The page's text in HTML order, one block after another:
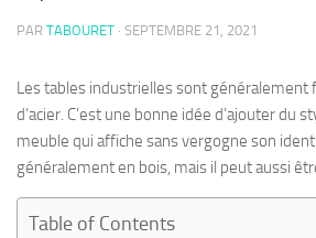
PAR TABOURET · SEPTEMBRE 21, 2021
Les tables industrielles sont généralement
d’acier. C’est une bonne idée d’ajouter du
meuble qui affiche sans vergogne son
généralement en bois, mais il peut aussi
Table of Contents